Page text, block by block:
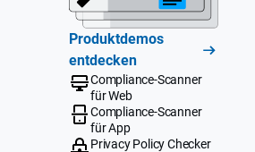
Produktdemos
entdecken
Compliance-Scanner
für Web
Compliance-Scanner
für App
Privacy Policy Checker